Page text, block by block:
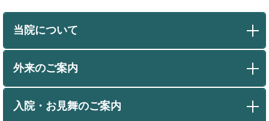
当院について
外来のご案内
入院・お見舞のご案内